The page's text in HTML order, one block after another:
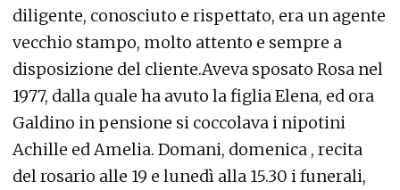
diligente, conosciuto e rispettato, era un agente
vecchio stampo, molto attento e sempre a
disposizione del cliente.Aveva sposato Rosa nel
1977, dalla quale ha avuto la figlia Elena, ed ora
Galdino in pensione si coccolava i nipotini
Achille ed Amelia. Domani, domenica , recita
del rosario alle 19 e lunedì alla 15.30 i funerali,